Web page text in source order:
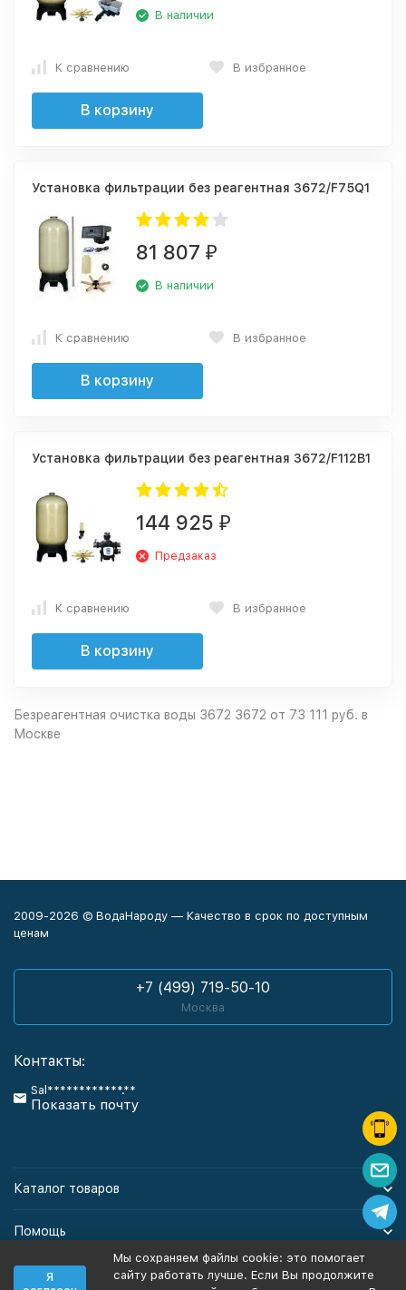
В наличии
К сравнению В избранное
В корзину
Установка фильтрации без реагентная 3672/F75Q1
81 807 ₽
В наличии
К сравнению В избранное
В корзину
Установка фильтрации без реагентная 3672/F112B1
144 925 ₽
Предзаказ
К сравнению В избранное
В корзину
Безреагентная очистка воды 3672 3672 от 73 111 руб. в
Москве
2009-2026 © ВодаНароду — Качество в срок по доступным
ценам
+7 (499) 719-50-10
Москва
Контакты:
Sal************.**
Показать почту
Каталог товаров
Помощь
Информация
Я
Мы сохраняем файлы cookie: это помогает
сайту работать лучше. Если Вы продолжите